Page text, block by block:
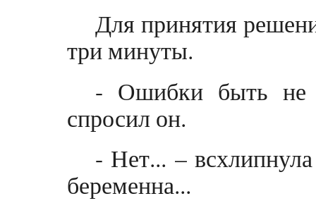
Для принятия
три минуты.
- Ошибки быть не
спросил он.
- Нет... –
беременна...